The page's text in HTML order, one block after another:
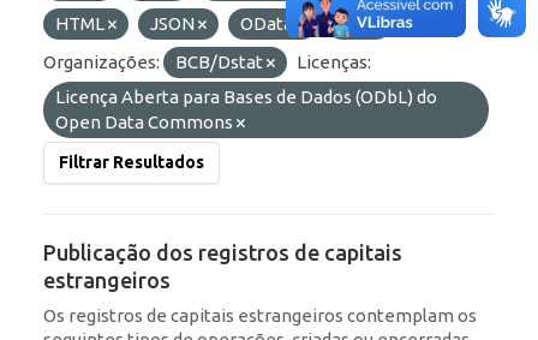
HTML
JSON OData
API
Organizações:
BCB/Dstat
Licenças:
Licença Aberta para Bases de Dados (ODbL) do
Open Data Commons
Filtrar Resultados
Publicação dos registros de capitais
estrangeiros
Os registros de capitais estrangeiros contemplam os